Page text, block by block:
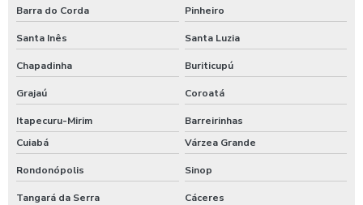
Barra do Corda Pinheiro
Santa Inês Santa Luzia
Chapadinha Buriticupú
Grajaú Coroatá
Itapecuru-Mirim
Barreirinhas
Cuiabá
Várzea Grande
Rondonópolis Sinop
Tangará da Serra Cáceres